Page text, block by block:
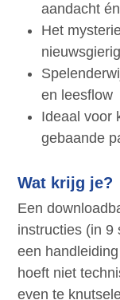
aandacht
Het
en leesflow
Ideaal voor
gebaande
Wat krijg je?
Een
instructies (in 9
een
hoeft niet
even te